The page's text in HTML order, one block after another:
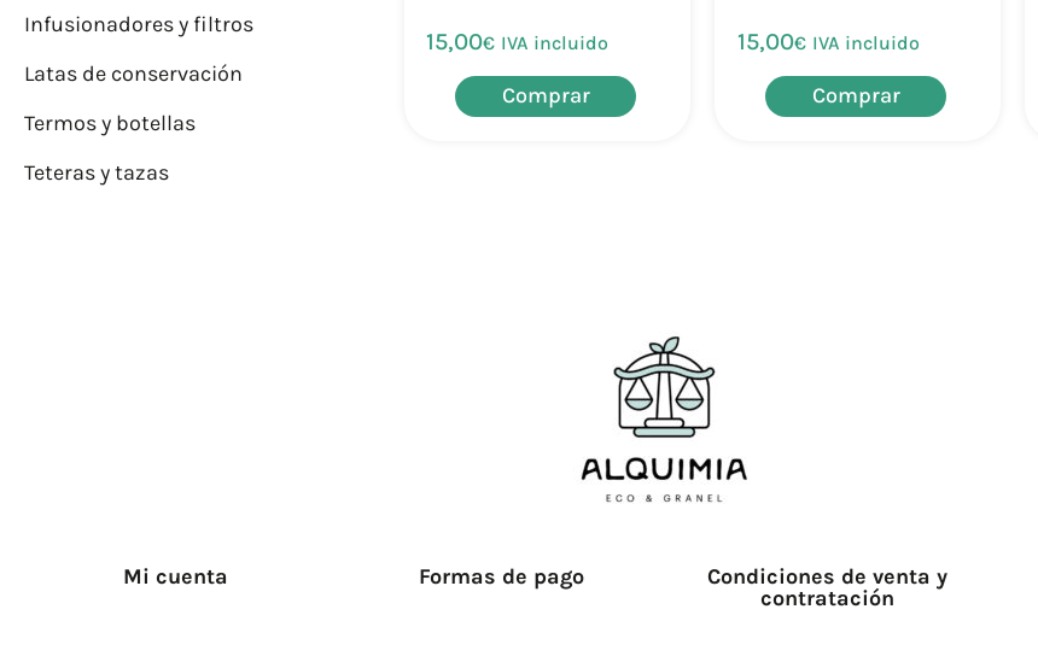
Infusionadores y filtros
Latas de conservación
Termos y botellas
Teteras y tazas
15,00€ IVA incluido
Comprar
15,00€ IVA incluido
Comprar
Mi cuenta Formas de pago
Condiciones de venta y
contratación